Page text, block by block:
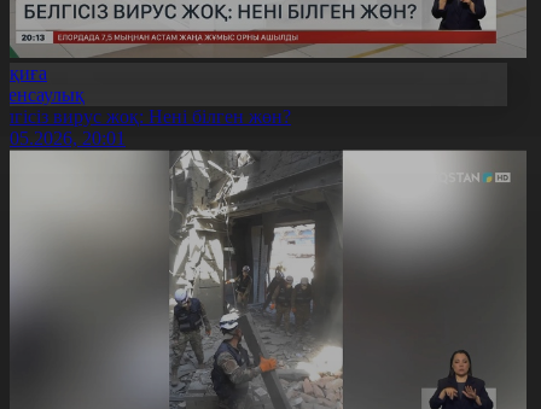
вирус жоқ: Нені білген жөн?
20:01